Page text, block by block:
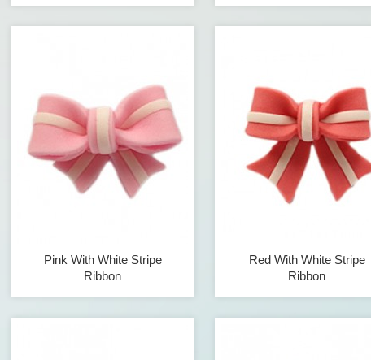
Pink With White Stripe
Ribbon
Red With White Stripe
Ribbon